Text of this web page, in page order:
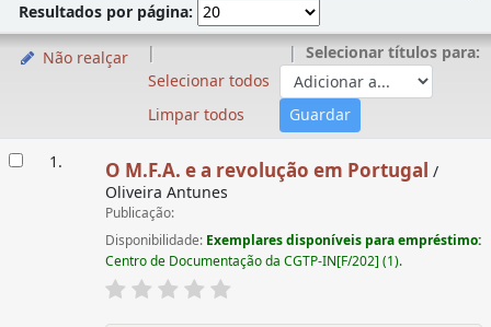
Resultados por página:
Não realçar
Selecionar todos
Limpar todos
Selecionar títulos para:
1. O M.F.A. e a revolução em Portugal /
Oliveira Antunes
Publicação:
Disponibilidade: Exemplares disponíveis para empréstimo:
Centro de Documentação da CGTP-IN[F/202] (1).